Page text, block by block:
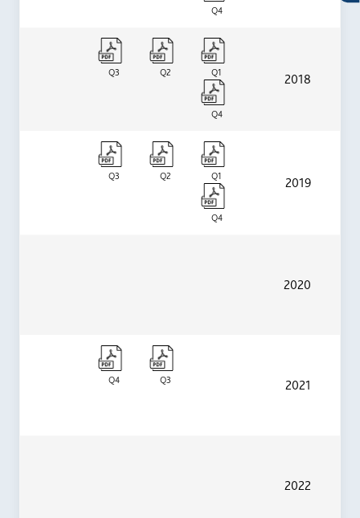
Q4
2018
Q1
Q2
Q3
Q4
2019
Q1
Q2
Q3
Q4
2020
2021
Q3
Q4
2022